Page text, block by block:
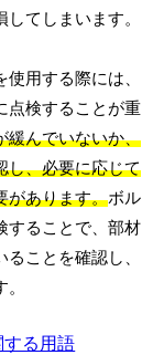
てしまいます。
用する際には、
点検することが重
緩んでいないか、
し、必要に応じて
があります。ボル
することで、部材
ことを確認し、
する用語